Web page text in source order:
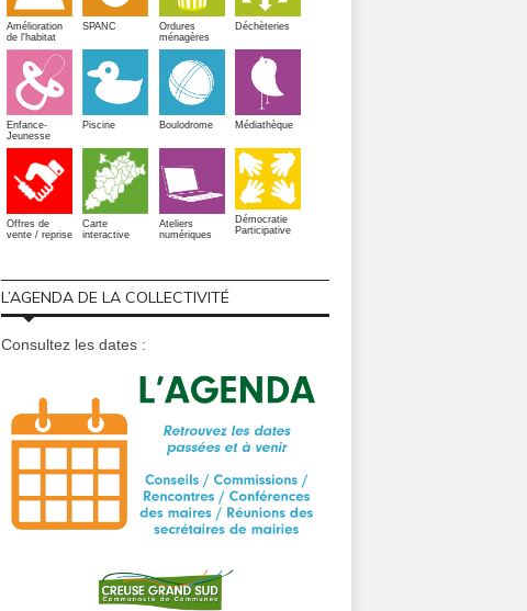
Amélioration
de l'habitat
SPANC
Ordures
ménagères
Déchèteries
Enfance-
Jeunesse
Piscine Boulodrome Médiathèque
Offres de
vente / reprise
Carte
interactive
Ateliers
numériques
Démocratie
Participative
L’AGENDA DE LA COLLECTIVITÉ
Consultez les dates :